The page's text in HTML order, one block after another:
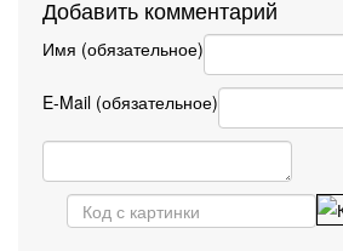
Добавить комментарий
Имя (обязательное)
E-Mail (обязательное)